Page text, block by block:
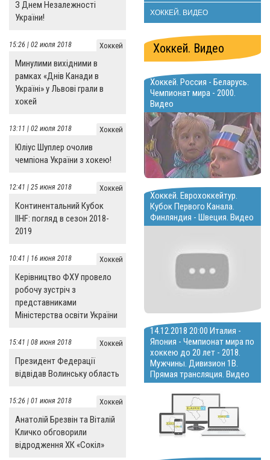
З Днем Незалежності
України!
Хоккей
15:26 | 02 июля 2018
Минулими вихідними в
рамках «Днів Канади в
Україні» у Львові грали в
хокей
Хоккей
13:11 | 02 июля 2018
Юліус Шуплер очолив
чемпіона України з хокею!
Хоккей
12:41 | 25 июня 2018
Континентальний Кубок
IIHF: погляд в сезон 2018-
2019
Хоккей
10:41 | 16 июня 2018
Керівництво ФХУ провело
робочу зустріч з
представниками
Міністерства освіти України
Хоккей
15:41 | 08 июня 2018
Президент Федерації
відвідав Волинську область
Хоккей
15:26 | 01 июня 2018
Анатолій Брезвін та Віталій
Кличко обговорили
відродження ХК «Сокіл»
ХОККЕЙ. ВИДЕО
Хоккей. Видео
Хоккей. Россия - Беларусь.
Чемпионат мира - 2000.
Видео
Хоккей. Еврохоккейтур.
Кубок Первого Канала.
Финляндия - Швеция. Видео
14.12.2018 20:00 Италия -
Япония - Чемпионат мира по
хоккею до 20 лет - 2018.
Мужчины. Дивизион 1В.
Прямая трансляция. Видео